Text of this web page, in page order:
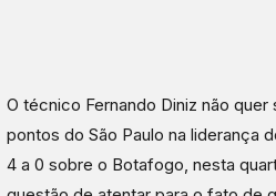
O técnico Fernando Diniz não
pontos do São Paulo na liderança
4 a 0 sobre o Botafogo, nesta